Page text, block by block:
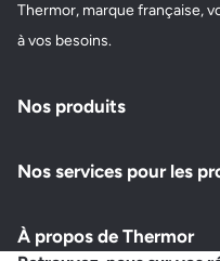
Thermor, marque française,
à vos besoins.
Nos produits
Nos services pour les
À propos de Thermor